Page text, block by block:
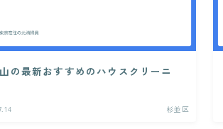
の最新おすすめのハウスクリーニ
杉並区